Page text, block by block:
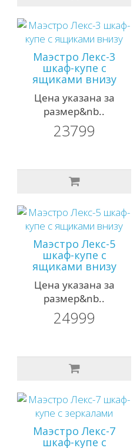
Маэстро Лекс-3
шкаф-купе с
ящиками внизу
Цена указана за
размер&nb..
23799
Маэстро Лекс-5
шкаф-купе с
ящиками внизу
Цена указана за
размер&nb..
24999
Маэстро Лекс-7
шкаф-купе с